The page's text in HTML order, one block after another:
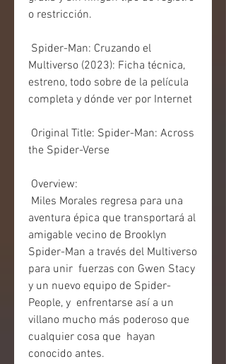
o restricción.
Multiverso (2023): Ficha técnica,
estreno, todo sobre de la película
completa y dónde ver por Internet
the Spider-Verse
Overview:
aventura épica que transportará al
amigable vecino de Brooklyn
Spider-Man a través del Multiverso
para unir  fuerzas con Gwen Stacy
y un nuevo equipo de Spider-
People, y  enfrentarse así a un
villano mucho más poderoso que
cualquier cosa que  hayan
conocido antes.